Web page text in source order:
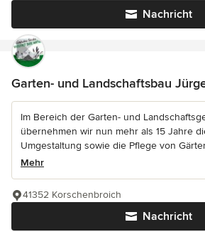
Nachricht
Garten- und Landschaftsbau
Im Bereich der Garten- und
übernehmen wir nun mehr als 15 Jahre
Umgestaltung sowie die Pflege von
Mehr
Nachricht
41352 Korschenbroich